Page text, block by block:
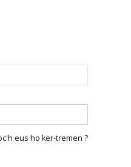
eus ho ker-tremen ?